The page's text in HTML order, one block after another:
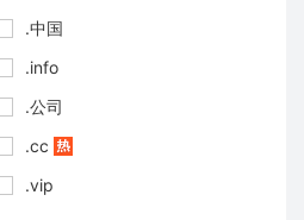
.中国
.info
.公司
.cc
.vip